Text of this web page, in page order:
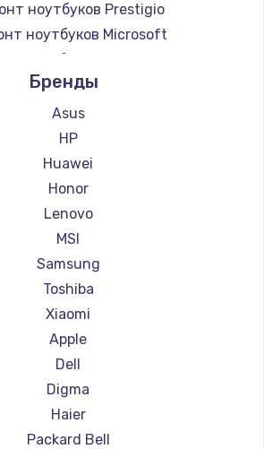
ноутбуков Prestigio
ноутбуков Microsoft
ноутбуков Alienware
ноутбуков Aquarius
ноутбуков Gigabyte
ноутбуков Aorus
ноутбуков Maibenben
ноутбуков Getac
ноутбуков Epson
ноутбуков Philips
Ремонт ноутбуков LG
ноутбуков Panasonic
ноутбуков Irbis
ноутбуков Thunderobot
ноутбуков Hasee
ноутбуков ZTE
ноутбуков Hiper
ноутбуков Evga
Бренды
Asus
HP
Huawei
Honor
Lenovo
MSI
Samsung
Toshiba
Xiaomi
Apple
Dell
Digma
Haier
Packard Bell